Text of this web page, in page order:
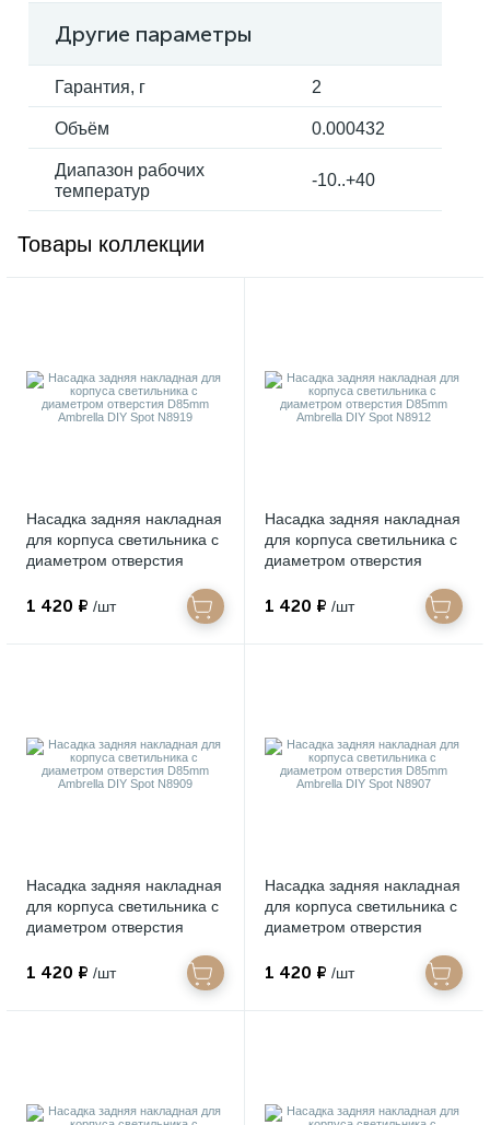
Другие параметры
Гарантия, г 2
Объём 0.000432
Диапазон рабочих
температур
-10..+40
Товары коллекции
Насадка задняя накладная
для корпуса светильника с
диаметром отверстия
N8919
1 420 ₽ /шт
Насадка задняя накладная
для корпуса светильника с
диаметром отверстия
N8912
1 420 ₽ /шт
Насадка задняя накладная
для корпуса светильника с
диаметром отверстия
N8909
1 420 ₽ /шт
Насадка задняя накладная
для корпуса светильника с
диаметром отверстия
N8907
1 420 ₽ /шт